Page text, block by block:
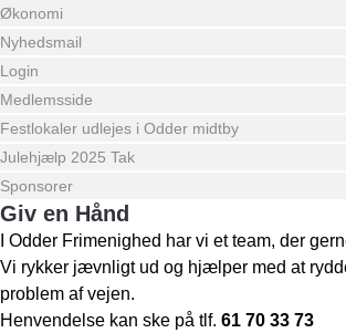
Økonomi
Nyhedsmail
Login
Medlemsside
Festlokaler udlejes i Odder midtby
Julehjælp 2025 Tak
Sponsorer
Giv en Hånd
I Odder Frimenighed har vi et team, der
Vi rykker jævnligt ud og hjælper med at
problem af vejen.
Henvendelse kan ske på tlf. 61 70 33 73